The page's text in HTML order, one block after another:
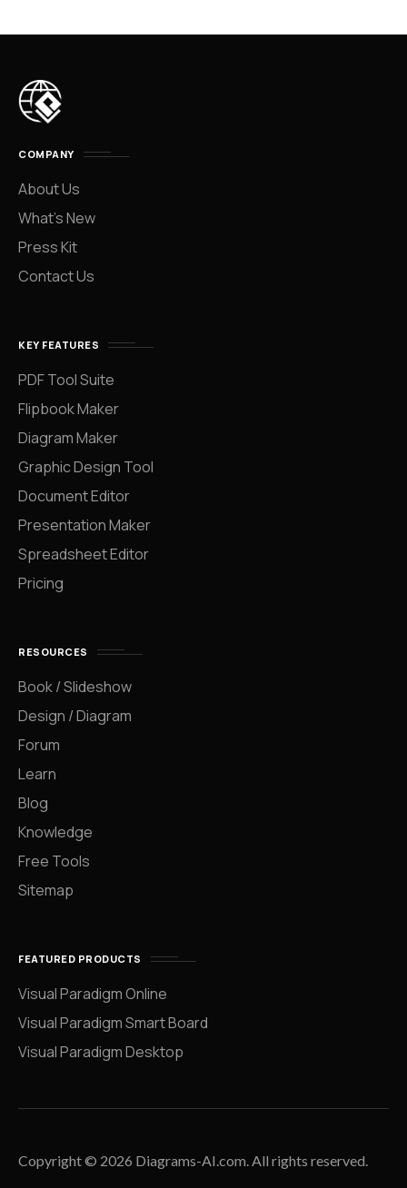
COMPANY
About Us
What’s New
Press Kit
Contact Us
KEY FEATURES
PDF Tool Suite
Flipbook Maker
Diagram Maker
Graphic Design Tool
Document Editor
Presentation Maker
Spreadsheet Editor
Pricing
RESOURCES
Book / Slideshow
Design / Diagram
Forum
Learn
Blog
Knowledge
Free Tools
Sitemap
FEATURED PRODUCTS
Visual Paradigm Online
Visual Paradigm Smart Board
Visual Paradigm Desktop
Copyright © 2026 Diagrams-AI.com. All rights reserved.